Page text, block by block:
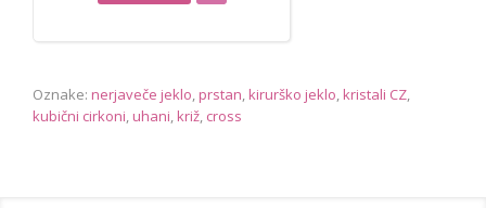
Oznake: nerjaveče jeklo prstan kirurško jeklo kristali CZ
kubični cirkoni uhani križ cross